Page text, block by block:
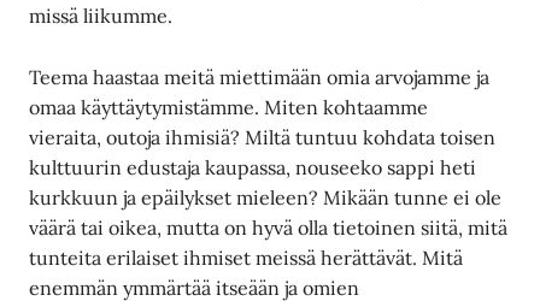
missä liikumme.
Teema haastaa meitä miettimään omia arvojamme ja
omaa käyttäytymistämme. Miten kohtaamme
vieraita, outoja ihmisiä? Miltä tuntuu kohdata toisen
kulttuurin edustaja kaupassa, nouseeko sappi heti
kurkkuun ja epäilykset mieleen? Mikään tunne ei ole
väärä tai oikea, mutta on hyvä olla tietoinen siitä, mitä
tunteita erilaiset ihmiset meissä herättävät. Mitä
enemmän ymmärtää itseään ja omien